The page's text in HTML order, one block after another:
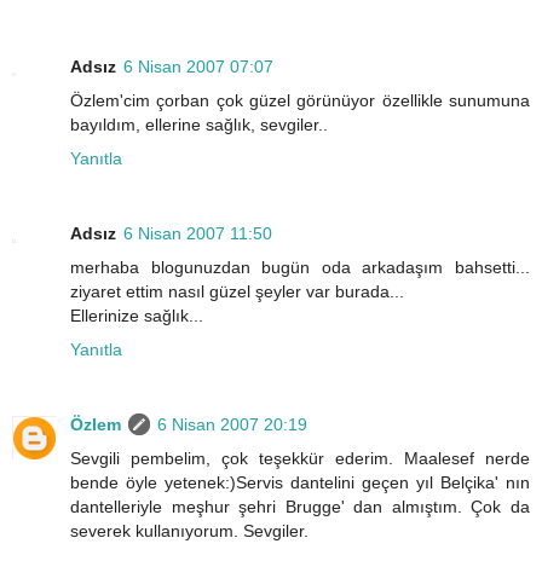
Adsız 6 Nisan 2007 07:07
Özlem'cim çorban çok güzel görünüyor özellikle sunumuna
bayıldım, ellerine sağlık, sevgiler..
Yanıtla
Adsız 6 Nisan 2007 11:50
merhaba blogunuzdan bugün oda arkadaşım bahsetti...
ziyaret ettim nasıl güzel şeyler var burada...
Ellerinize sağlık...
Yanıtla
Özlem
6 Nisan 2007 20:19
Sevgili pembelim, çok teşekkür ederim. Maalesef nerde
bende öyle yetenek:)Servis dantelini geçen yıl Belçika' nın
dantelleriyle meşhur şehri Brugge' dan almıştım. Çok da
severek kullanıyorum. Sevgiler.